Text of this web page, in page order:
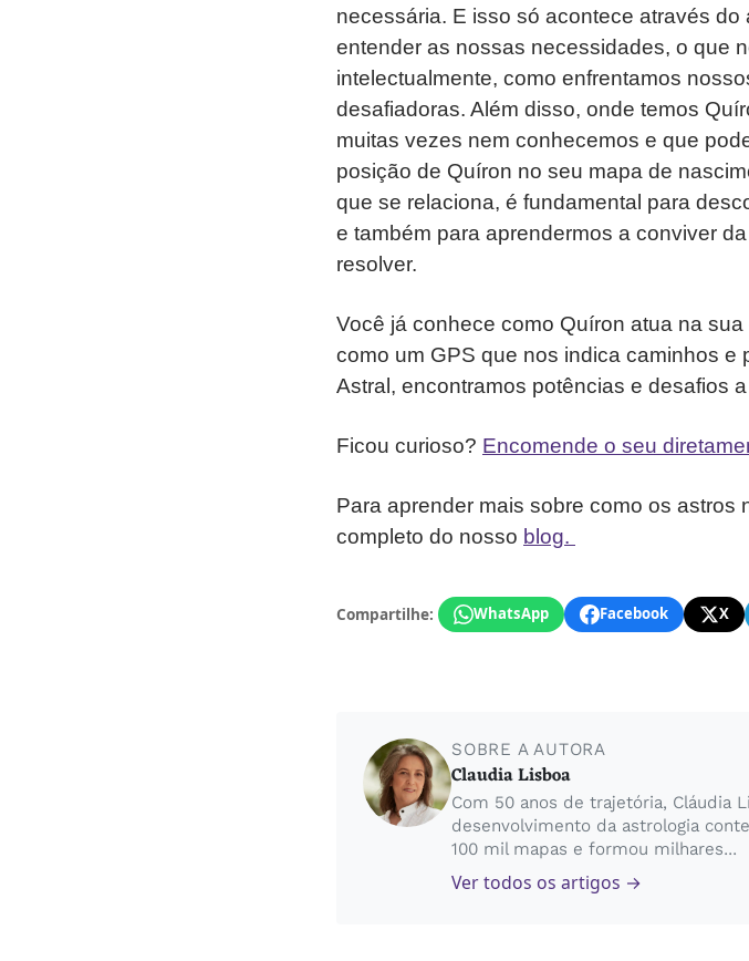
necessária. E isso só acontece através
entender as nossas necessidades, o que
intelectualmente, como enfrentamos
desafiadoras. Além disso, onde temos
muitas vezes nem conhecemos e que
posição de Quíron no seu mapa de
que se relaciona, é fundamental para
e também para aprendermos a conviver
resolver.
Você já conhece como Quíron atua na
como um GPS que nos indica caminhos
Astral, encontramos potências e desafios
Ficou curioso? Encomende o seu
Para aprender mais sobre como os astros
completo do nosso blog.
Compartilhe: WhatsApp Facebook X
SOBRE A AUTORA
Claudia Lisboa
Com 50 anos de trajetória, Cláudia
desenvolvimento da astrologia
100 mil mapas e formou milhares...
Ver todos os artigos →